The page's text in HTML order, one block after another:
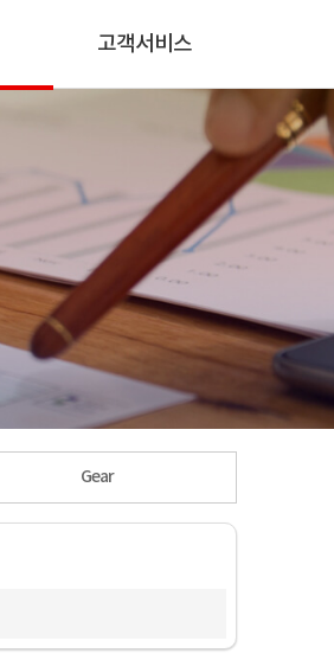
고객서비스
Gear